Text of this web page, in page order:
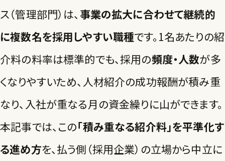
ス（管理部門）は、 事業の拡大に合わせて継続的
に複数名を採用しやすい職種です。1名あたりの紹
介料の料率は標準的でも、採用の頻度・人数が多
くなりやすいため、人材紹介の成功報酬が積み重
なり、入社が重なる月の資金繰りに山ができます。
本記事では、この「積み重なる紹介料」を平準化す
る進め方を、払う側（採用企業）の立場から中立に